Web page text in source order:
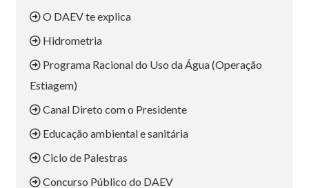
O DAEV te explica
Hidrometria
Programa Racional do Uso da Água (Operação
Estiagem)
Canal Direto com o Presidente
Educação ambiental e sanitária
Ciclo de Palestras
Concurso Público do DAEV